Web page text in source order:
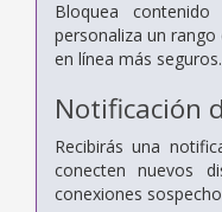
Bloquea
personaliza un
en línea más seguros.
Notificación
Recibirás una
conecten nuevos
conexiones